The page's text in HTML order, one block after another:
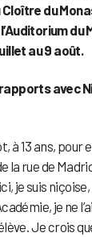
du
du
au 9 août.
avec
à 13 ans, pour
la rue de
je suis niçoise,
je ne
Je crois